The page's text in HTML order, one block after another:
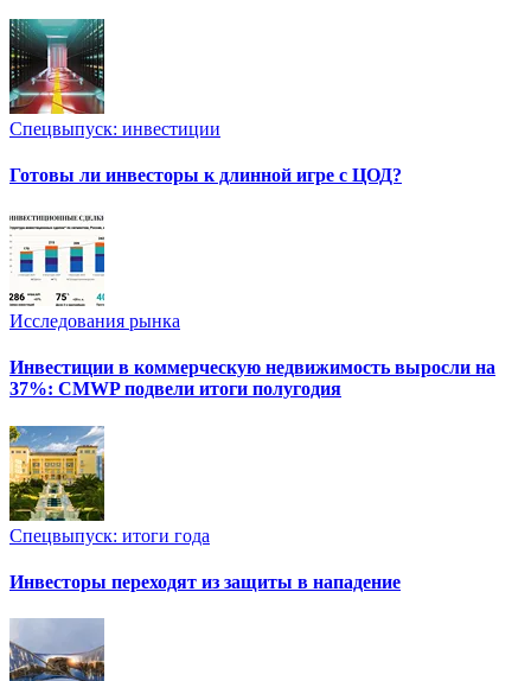
Спецвыпуск: инвестиции
Готовы ли инвесторы к длинной игре с ЦОД?
Исследования рынка
Инвестиции в коммерческую недвижимость выросли на
37%: CMWP подвели итоги полугодия
Спецвыпуск: итоги года
Инвесторы переходят из защиты в нападение